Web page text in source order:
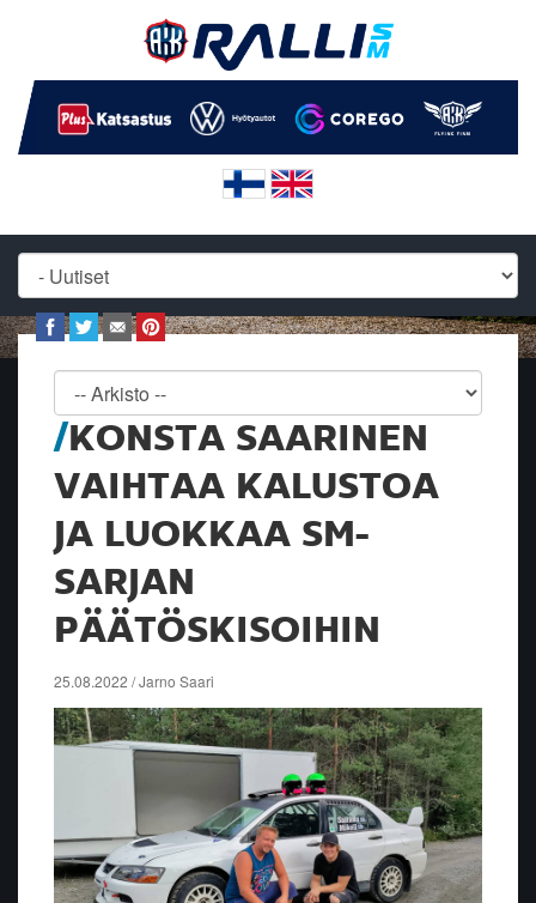
KONSTA SAARINEN
VAIHTAA KALUSTOA
JA LUOKKAA SM-
SARJAN
PÄÄTÖSKISOIHIN
25.08.2022 / Jarno Saari